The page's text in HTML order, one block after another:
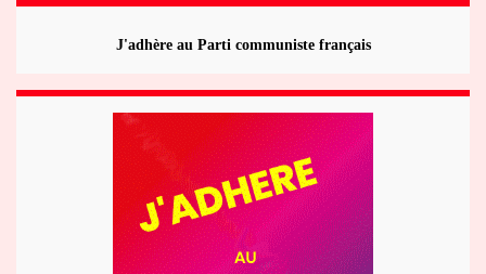
J'adhère au Parti communiste français